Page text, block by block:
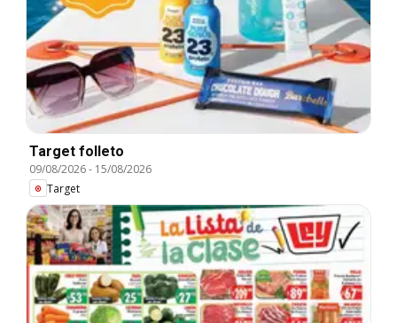
Target folleto
09/08/2026- 15/08/2026
Target